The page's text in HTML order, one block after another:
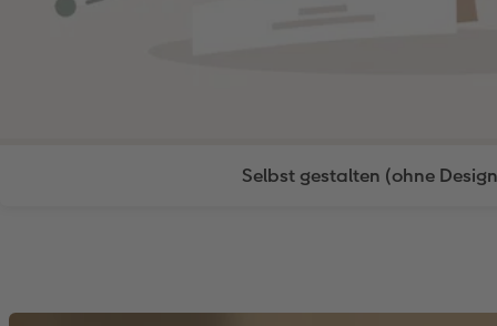
Selbst gestalten (ohne